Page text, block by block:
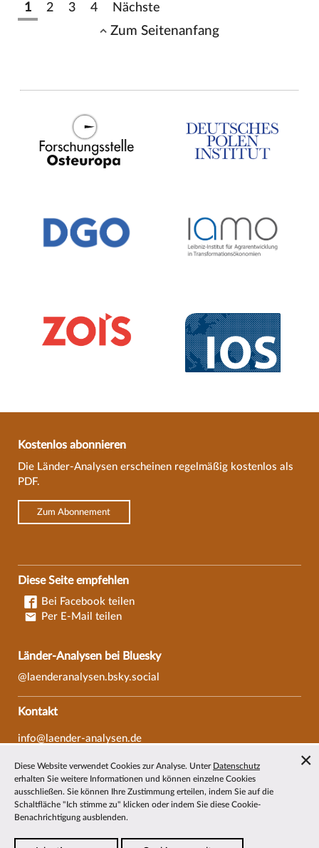
1 2 3 4 Nächste
Zum Seitenanfang
Kostenlos abonnieren
Die Länder-Analysen erscheinen regelmäßig kostenlos als
PDF.
Zum Abonnement
Diese Seite empfehlen
Bei Facebook teilen
Per E-Mail teilen
Länder-Analysen bei Bluesky
@laenderanalysen.bsky.social
Kontakt
info@laender-analysen.de
Fax: 0421/218-69607
Redaktionen
Wissenschaftliche Beiräte
Über die Länder-Analysen
Diese Website verwendet Cookies zur Analyse. Unter Datenschutz
erhalten Sie weitere Informationen und können einzelne Cookies
ausschließen. Sie können Ihre Zustimmung erteilen, indem Sie auf die
Schaltfläche "Ich stimme zu" klicken oder indem Sie diese Cookie-
Benachrichtigung ausblenden.